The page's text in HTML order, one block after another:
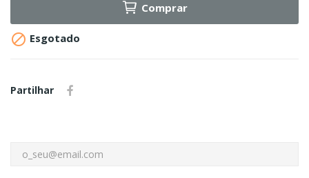
Comprar
 Esgotado
Partilhar